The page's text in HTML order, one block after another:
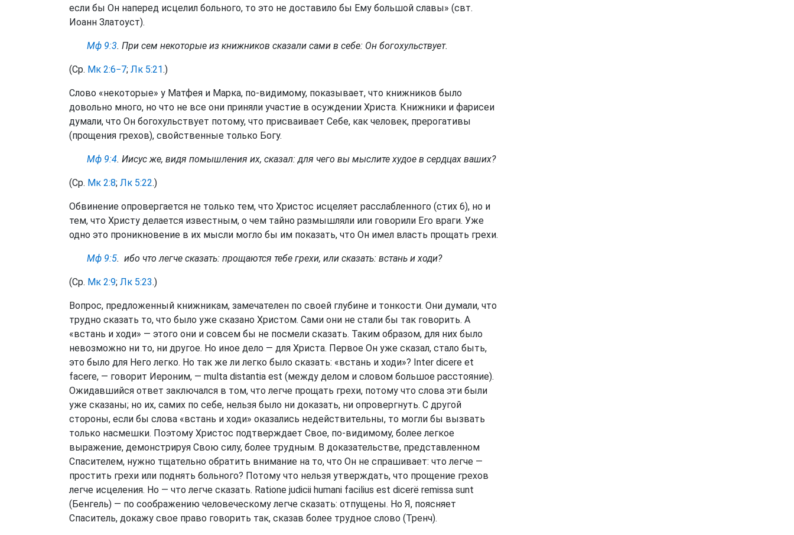
если бы Он наперед исцелил больного, то это не доставило бы Ему большой славы» (свт.
Иоанн Златоуст).
Мф 9:3. При сем некоторые из книжников сказали сами в себе: Он богохульствует.
(Ср. Мк 2:6−7; Лк 5:21.)
Слово «некоторые» у Матфея и Марка, по-видимому, показывает, что книжников было
довольно много, но что не все они приняли участие в осуждении Христа. Книжники и фарисеи
думали, что Он богохульствует потому, что присваивает Себе, как человек, прерогативы
(прощения грехов), свойственные только Богу.
Мф 9:4. Иисус же, видя помышления их, сказал: для чего вы мыслите худое в сердцах ваших?
(Ср. Мк 2:8; Лк 5:22.)
Обвинение опровергается не только тем, что Христос исцеляет расслабленного (стих 6), но и
тем, что Христу делается известным, о чем тайно размышляли или говорили Его враги. Уже
одно это проникновение в их мысли могло бы им показать, что Он имел власть прощать грехи.
Мф 9:5. ибо что легче сказать: прощаются тебе грехи, или сказать: встань и ходи?
(Ср. Мк 2:9; Лк 5:23.)
Вопрос, предложенный книжникам, замечателен по своей глубине и тонкости. Они думали, что
трудно сказать то, что было уже сказано Христом. Сами они не стали бы так говорить. А
«встань и ходи» — этого они и совсем бы не посмели сказать. Таким образом, для них было
невозможно ни то, ни другое. Но иное дело — для Христа. Первое Он уже сказал, стало быть,
это было для Него легко. Но так же ли легко было сказать: «встань и ходи»? Inter dicere et
facere, — говорит Иероним, — multa distantia est (между делом и словом большое расстояние).
Ожидавшийся ответ заключался в том, что легче прощать грехи, потому что слова эти были
уже сказаны; но их, самих по себе, нельзя было ни доказать, ни опровергнуть. С другой
стороны, если бы слова «встань и ходи» оказались недействительны, то могли бы вызвать
только насмешки. Поэтому Христос подтверждает Свое, по-видимому, более легкое
выражение, демонстрируя Свою силу, более трудным. В доказательстве, представленном
Спасителем, нужно тщательно обратить внимание на то, что Он не спрашивает: что легче —
простить грехи или поднять больного? Потому что нельзя утверждать, что прощение грехов
легче исцеления. Но — что легче сказать. Ratione judicii humani facilius est dicerë remissa sunt
(Бенгель) — по соображению человеческому легче сказать: отпущены. Но Я, поясняет
Спаситель, докажу свое право говорить так, сказав более трудное слово (Тренч).